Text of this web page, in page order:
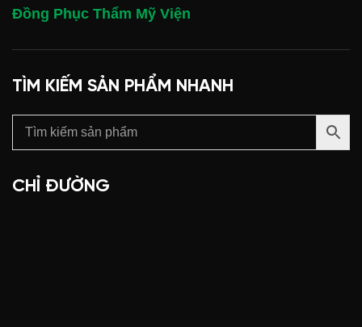
Đồng Phục Thẩm Mỹ Viện
TÌM KIẾM SẢN PHẨM NHANH
CHỈ ĐƯỜNG